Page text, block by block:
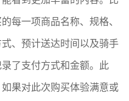
每一项商品名称、规格、
、预计送达时间以及骑手
了支付方式和金额。此
果对此次购买体验满意或